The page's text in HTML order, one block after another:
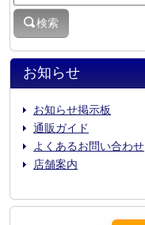
お知らせ
お知らせ掲示板
通販ガイド
よくあるお問い合わせ
店舗案内
検索